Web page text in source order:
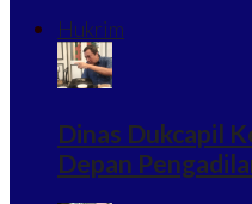
Hukrim
Dinas Dukcapil
Depan